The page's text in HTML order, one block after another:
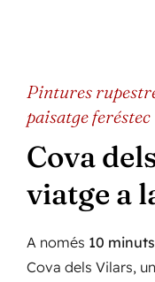
Pintures
paisatge feréstec
Cova
viatge a
A només 10
Cova dels Vilars,